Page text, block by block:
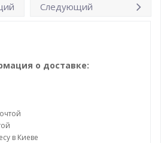
Следующий
о доставке:
в Киеве